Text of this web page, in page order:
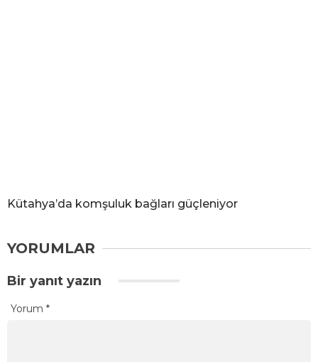
Kütahya’da komşuluk bağları güçleniyor
YORUMLAR
Bir yanıt yazın
Yorum *